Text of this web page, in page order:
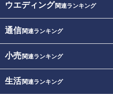
ウエディング関連ランキング
通信関連ランキング
小売関連ランキング
生活関連ランキング